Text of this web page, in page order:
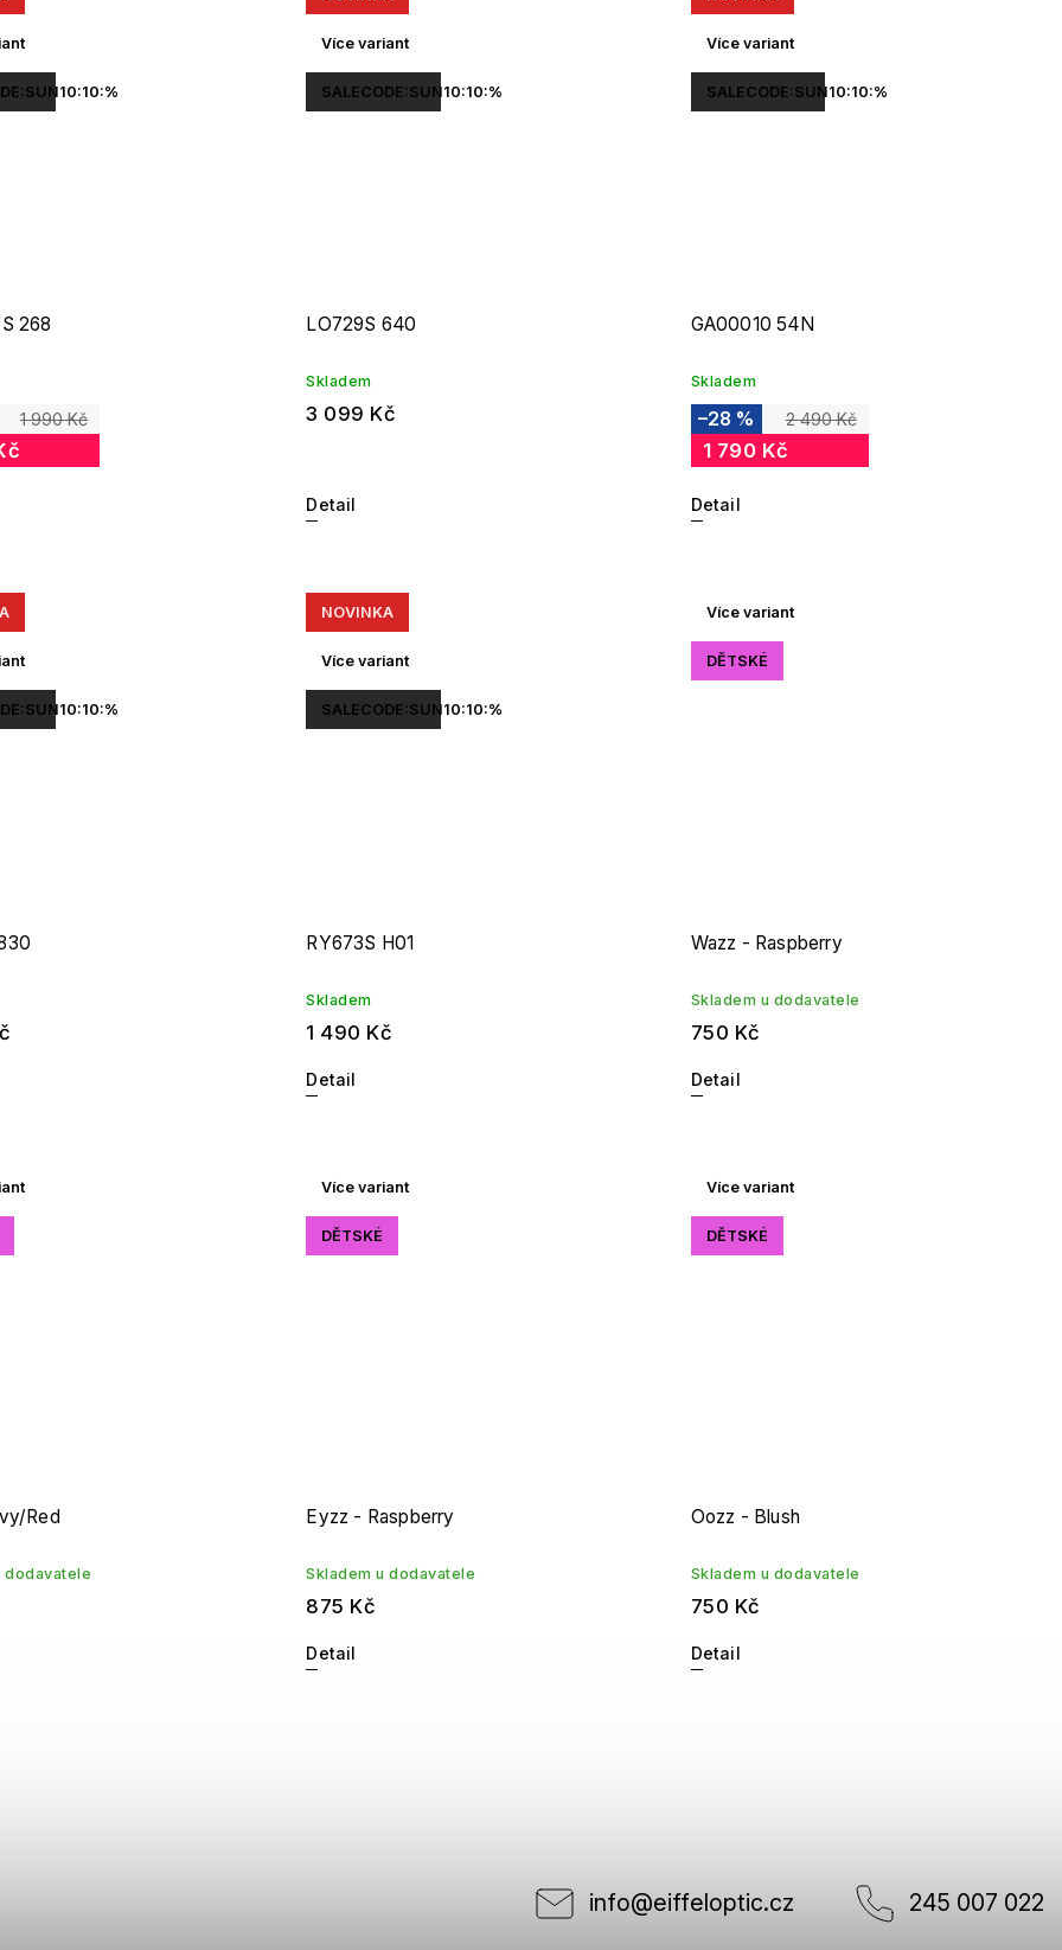
268
1 990 Kč
Více variant
SALECODE:SUN10:10:%
LO729S 640
Skladem
3 099 Kč
Detail
Více variant
SALECODE:SUN10:10:%
GA00010 54N
Skladem
2 490 Kč
–28 %
1 790 Kč
Detail
NOVINKA
Více variant
SALECODE:SUN10:10:%
RY673S H01
Skladem
1 490 Kč
Detail
Více variant
DĚTSKÉ
Wazz - Raspberry
Skladem u dodavatele
750 Kč
Detail
Red
dodavatele
Více variant
DĚTSKÉ
Eyzz - Raspberry
Skladem u dodavatele
875 Kč
Detail
Více variant
DĚTSKÉ
Oozz - Blush
Skladem u dodavatele
750 Kč
Detail
info@eiffeloptic.cz 245 007 022